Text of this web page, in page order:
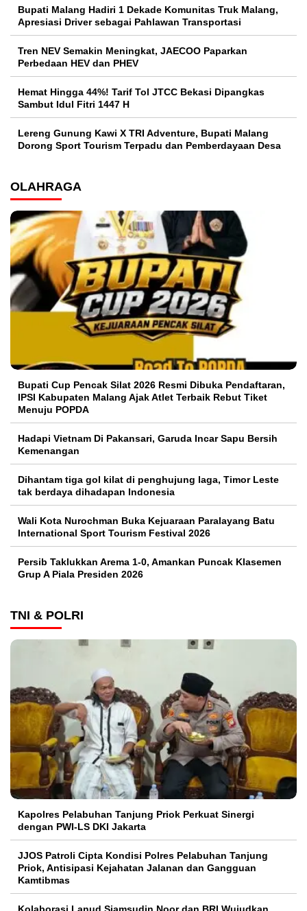
Bupati Malang Hadiri 1 Dekade Komunitas Truk Malang,
Apresiasi Driver sebagai Pahlawan Transportasi
Tren NEV Semakin Meningkat, JAECOO Paparkan
Perbedaan HEV dan PHEV
Hemat Hingga 44%! Tarif Tol JTCC Bekasi Dipangkas
Sambut Idul Fitri 1447 H
Lereng Gunung Kawi X TRI Adventure, Bupati Malang
Dorong Sport Tourism Terpadu dan Pemberdayaan Desa
OLAHRAGA
Bupati Cup Pencak Silat 2026 Resmi Dibuka Pendaftaran,
IPSI Kabupaten Malang Ajak Atlet Terbaik Rebut Tiket
Menuju POPDA
Hadapi Vietnam Di Pakansari, Garuda Incar Sapu Bersih
Kemenangan
Dihantam tiga gol kilat di penghujung laga, Timor Leste
tak berdaya dihadapan Indonesia
Wali Kota Nurochman Buka Kejuaraan Paralayang Batu
International Sport Tourism Festival 2026
Persib Taklukkan Arema 1-0, Amankan Puncak Klasemen
Grup A Piala Presiden 2026
TNI & POLRI
Kapolres Pelabuhan Tanjung Priok Perkuat Sinergi
dengan PWI-LS DKI Jakarta
JJOS Patroli Cipta Kondisi Polres Pelabuhan Tanjung
Priok, Antisipasi Kejahatan Jalanan dan Gangguan
Kamtibmas
Kolaborasi Lanud Sjamsudin Noor dan BRI Wujudkan